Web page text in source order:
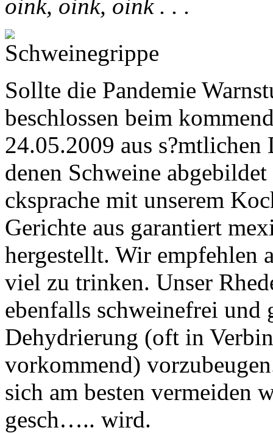
oink, oink, oink . . .
Sollte die Pandemie
beschlossen beim
24.05.2009 aus
denen Schweine
cksprache mit unserem
Gerichte aus garantiert
hergestellt. Wir empfehlen
viel zu trinken. Unser
ebenfalls schweinefrei und
Dehydrierung (oft in
vorkommend)
sich am besten vermeiden
gesch….. wird.